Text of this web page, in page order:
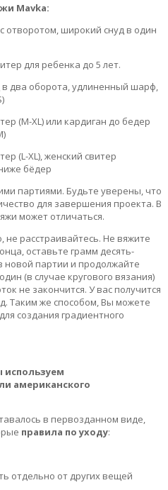
Mavka:
отворотом, широкий снуд в один
для ребенка до 5 лет.
в два оборота, удлиненный шарф,
(M-XL) или кардиган до бедер
(L-XL), женский свитер
бёдер
партиями. Будьте уверены, что
для завершения проекта. В
может отличаться.
не расстраивайтесь. Не вяжите
оставьте грамм десять-
новой партии и продолжайте
(в случае кругового вязания)
не закончится. У вас получится
Таким же способом, Вы можете
создания градиентного
американского
в первозданном виде,
правила по уходу:
отдельно от других вещей